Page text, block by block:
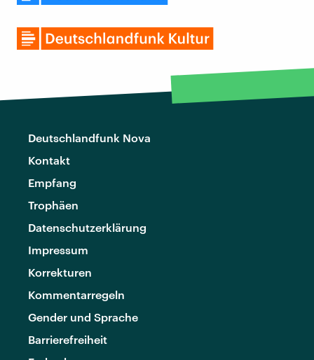
Deutschlandfunk Nova
Kontakt
Empfang
Trophäen
Datenschutzerklärung
Impressum
Korrekturen
Kommentarregeln
Gender und Sprache
Barrierefreiheit